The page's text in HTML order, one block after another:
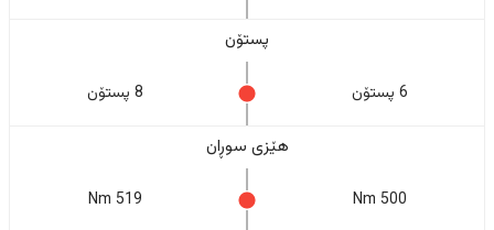
پستۆن
6 پستۆن 8 پستۆن
هێزی سوڕان
500 Nm
519 Nm